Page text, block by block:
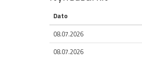
Dato
08.07.2026
08.07.2026